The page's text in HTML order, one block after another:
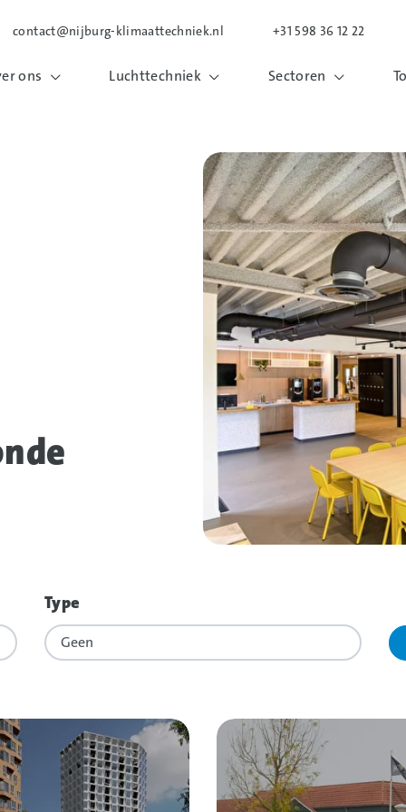
contact@nijburg-klimaattechniek.nl
+31 598 36 12 22
ons Luchttechniek Sectoren
Type